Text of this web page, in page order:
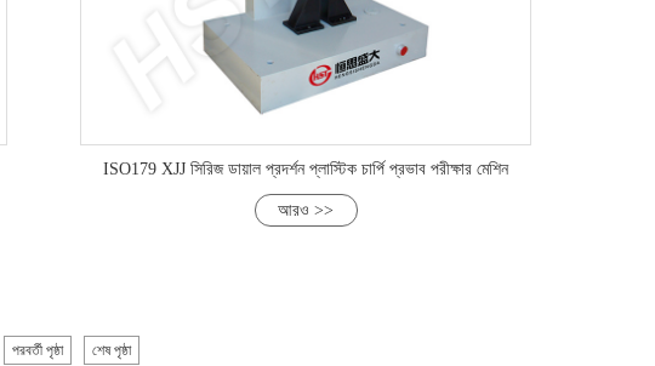
ISO179 XJJ সিরিজ ডায়াল প্রদর্শন প্লাস্টিক চার্পি প্রভাব পরীক্ষার মেশিন
আরও >>
পরবর্তী পৃষ্ঠা শেষ পৃষ্ঠা